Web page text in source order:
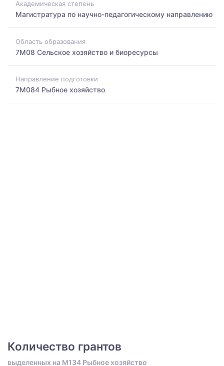
Академическая степень
Магистратура по научно-педагогическому направлению
Область образования
7M08 Сельское хозяйство и биоресурсы
Направление подготовки
7M084 Рыбное хозяйство
Количество грантов
выделенных на M134 Рыбное хозяйство